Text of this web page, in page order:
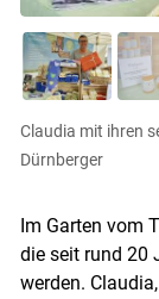
Claudia mit ihren
Dürnberger
Im Garten vom
die seit rund 20
werden.